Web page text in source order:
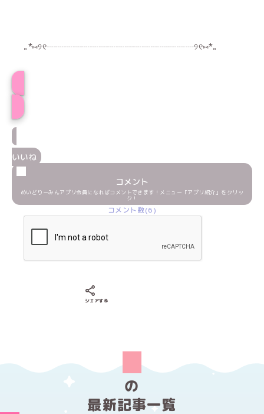
｡*⑅୨୧┈┈┈┈┈┈┈┈┈┈┈┈┈┈┈┈┈୨୧⑅*｡
いいね
コメント
めいどりーみんアプリ会員になればコメントできます！メニュー「アプリ紹介」をクリッ
ク！
コメント数(6)
シェアする
の
最新記事一覧